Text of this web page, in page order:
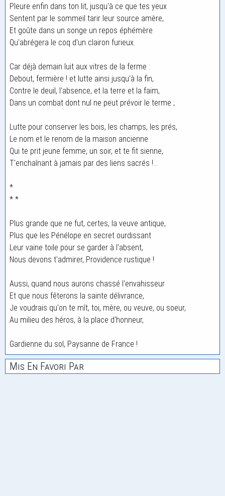
Pleure enfin dans ton lit, jusqu'à ce que tes yeux
Sentent par le sommeil tarir leur source amère,
Et goûte dans un songe un repos éphémère
Qu'abrégera le coq d'un clairon furieux.
Car déjà demain luit aux vitres de la ferme :
Debout, fermière ! et lutte ainsi jusqu'à la fin,
Contre le deuil, l'absence, et la terre et la faim,
Dans un combat dont nul ne peut prévoir le terme ;
Lutte pour conserver les bois, les champs, les prés,
Le nom et le renom de la maison ancienne
Qui te prit jeune femme, un soir, et te fit sienne,
T'enchaînant à jamais par des liens sacrés !...
*
* *
Plus grande que ne fut, certes, la veuve antique,
Plus que les Pénélope en secret ourdissant
Leur vaine toile pour se garder à l'absent,
Nous devons t'admirer, Providence rustique !
Aussi, quand nous aurons chassé l'envahisseur
Et que nous fêterons la sainte délivrance,
Je voudrais qu'on te mît, toi, mère, ou veuve, ou soeur,
Au milieu des héros, à la place d'honneur,
Gardienne du sol, Paysanne de France !
Mis En Favori Par